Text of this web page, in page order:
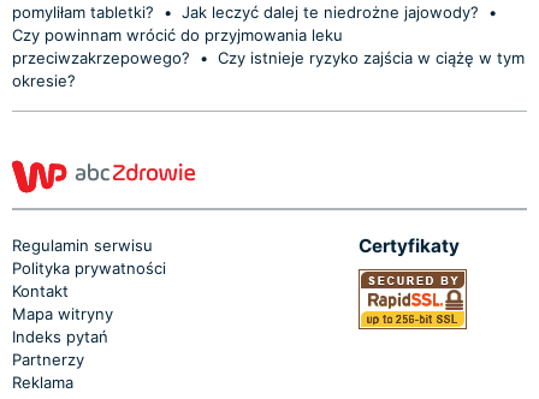
pomyliłam tabletki?
• Jak leczyć dalej te niedrożne jajowody?
•
Czy powinnam wrócić do przyjmowania leku
przeciwzakrzepowego?
• Czy istnieje ryzyko zajścia w ciążę w tym
okresie?
Regulamin serwisu
Polityka prywatności
Kontakt
Mapa witryny
Indeks pytań
Partnerzy
Reklama
Certyfikaty